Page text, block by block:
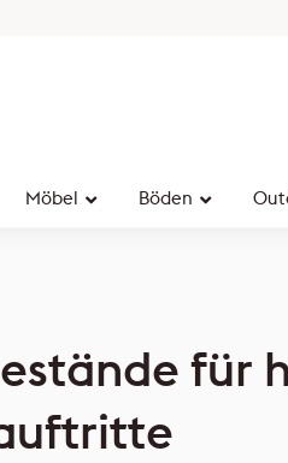
Möbel Böden
für